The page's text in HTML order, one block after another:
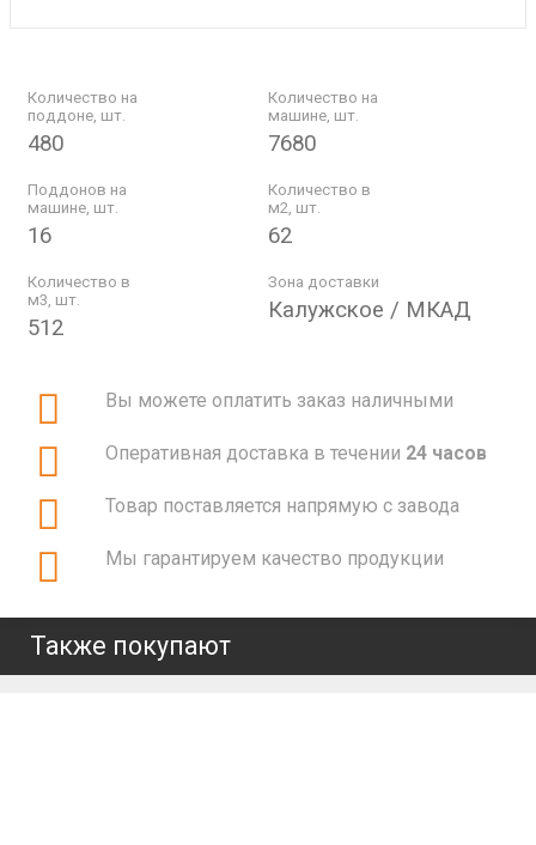
Количество на
поддоне, шт.
480
Количество на
машине, шт.
7680
Поддонов на
машине, шт.
16
Количество в
м2, шт.
62
Количество в
м3, шт.
512
Зона доставки
Калужское / МКАД
Вы можете оплатить заказ наличными
Оперативная доставка в течении 24 часов
Товар поставляется напрямую с завода
Мы гарантируем качество продукции
Также покупают